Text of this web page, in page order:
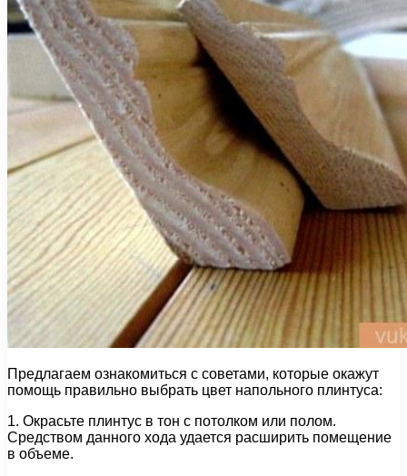
Предлагаем ознакомиться с советами, которые окажут
помощь правильно выбрать цвет напольного плинтуса:
1. Окрасьте плинтус в тон с потолком или полом.
Средством данного хода удается расширить помещение
в объеме.